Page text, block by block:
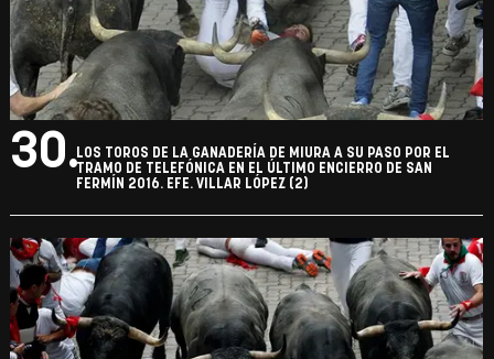
30.LOS TOROS DE LA GANADERÍA DE MIURA A SU PASO POR EL
TRAMO DE TELEFÓNICA EN EL ÚLTIMO ENCIERRO DE SAN
FERMÍN 2016. EFE. VILLAR LÓPEZ (2)